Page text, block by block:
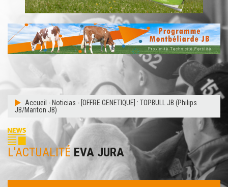
Accueil - Noticias - [OFFRE GENETIQUE] : TOPBULL JB (Philips
JB/Mariton JB)
L'ACTUALITÉ EVA JURA